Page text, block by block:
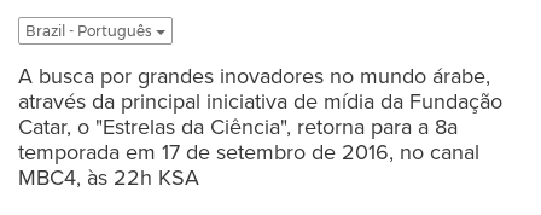
Brazil - Português
A busca por grandes inovadores no mundo árabe,
através da principal iniciativa de mídia da Fundação
Catar, o "Estrelas da Ciência", retorna para a 8a
temporada em 17 de setembro de 2016, no canal
MBC4, às 22h KSA